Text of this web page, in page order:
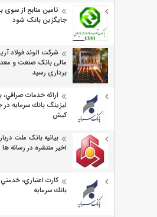
تامین منابع از سوی
جایگزین بانک شود
شرکت الوند فولاد
مالی بانک صنعت و
برداری رسید
ارائه خدمات صرافي،
ليزينگ بانك سرمايه در
كيش
بیانیه بانک ملت
اخیر منتشره در رسانه ها
كارت اعتباري،
بانك سرمايه